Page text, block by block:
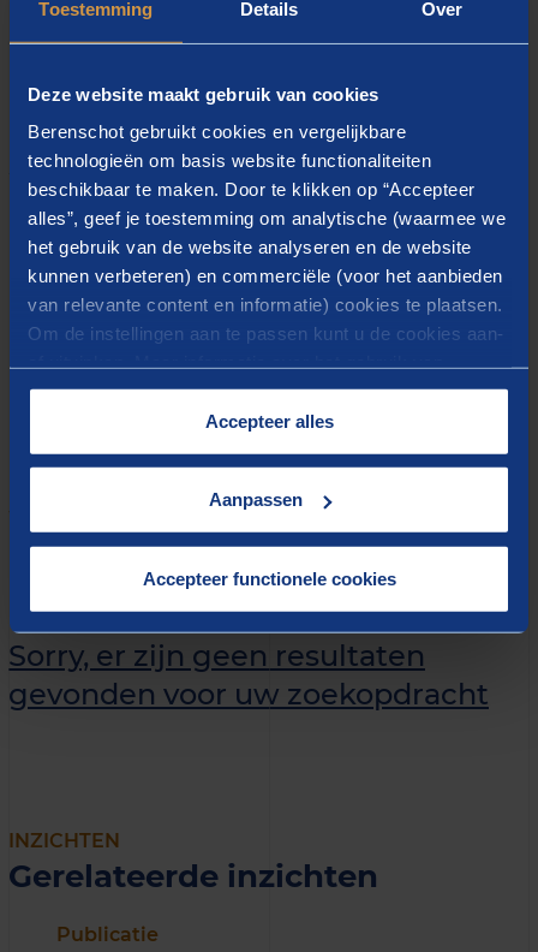
Toestemming Details Over
Deze website maakt gebruik van cookies
Berenschot gebruikt cookies en vergelijkbare
technologieën om basis website functionaliteiten
beschikbaar te maken. Door te klikken op “Accepteer
alles”, geef je toestemming om analytische (waarmee we
het gebruik van de website analyseren en de website
kunnen verbeteren) en commerciële (voor het aanbieden
van relevante content en informatie) cookies te plaatsen.
Om de instellingen aan te passen kunt u de cookies aan-
cookies op onze website treft u in onze
Accepteer alles
Aanpassen
Accepteer functionele cookies
gemeenten en in het kader van de Wcw nog niet eerder
vastgesteld. Wij hebben echter ruime ervaring met het
begeleiden van zowel gemeenten als warmtebedrijven bij
het bepalen van warmtenetgebieden, onder andere op
basis van een zelf ontworpen interactieve businesscase.
Daarin kunnen we buurten aan en uit zetten en zo direct
het financiële effect op het kostenplaatje zien.
Neem contact op met onze
adviseurs
Sorry, er zijn geen resultaten
gevonden voor uw zoekopdracht
INZICHTEN
Gerelateerde inzichten
Publicatie